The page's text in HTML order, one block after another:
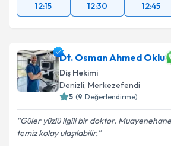
12:15
12:30 12:45
Dt. Osman Ahmed Oklu
Diş Hekimi
Denizli, Merkezefendi
5 (9 Değerlendirme)
Güler yüzlü ilgili bir doktor.
temiz kolay ulaşılabilir.